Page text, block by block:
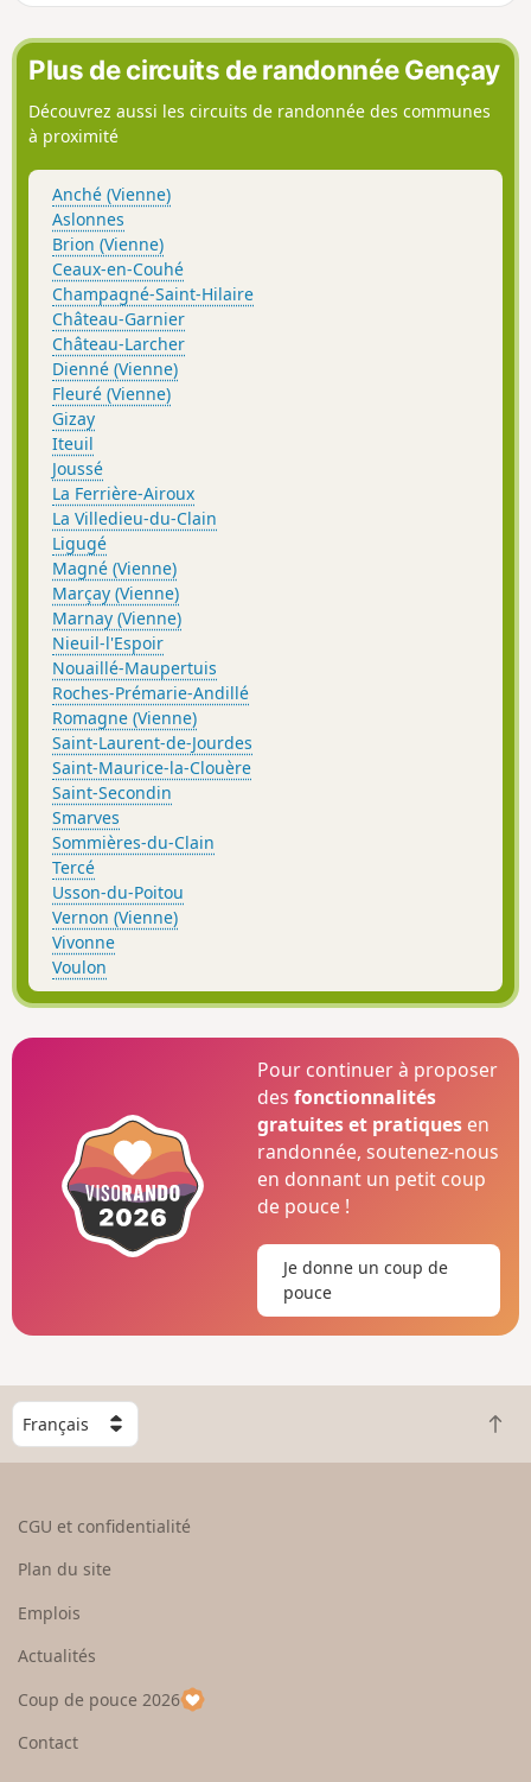
Plus de circuits de randonnée Gençay
Découvrez aussi les circuits de randonnée des communes
à proximité
Anché (Vienne)
Aslonnes
Brion (Vienne)
Ceaux-en-Couhé
Champagné-Saint-Hilaire
Château-Garnier
Château-Larcher
Dienné (Vienne)
Fleuré (Vienne)
Gizay
Iteuil
Joussé
La Ferrière-Airoux
La Villedieu-du-Clain
Ligugé
Magné (Vienne)
Marçay (Vienne)
Marnay (Vienne)
Nieuil-l'Espoir
Nouaillé-Maupertuis
Roches-Prémarie-Andillé
Romagne (Vienne)
Saint-Laurent-de-Jourdes
Saint-Maurice-la-Clouère
Saint-Secondin
Smarves
Sommières-du-Clain
Tercé
Usson-du-Poitou
Vernon (Vienne)
Vivonne
Voulon
Pour continuer à proposer
desfonctionnalités
gratuites et pratiques en
randonnée, soutenez-nous
en donnant un petit coup
de pouce !
Je donne un coup de
pouce
C
h
o
e
u
p
a
R
e
CGU et confidentialité
Plan du site
Emplois
Actualités
Coup de pouce 2026
Contact